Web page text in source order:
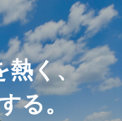
熱く、
る。